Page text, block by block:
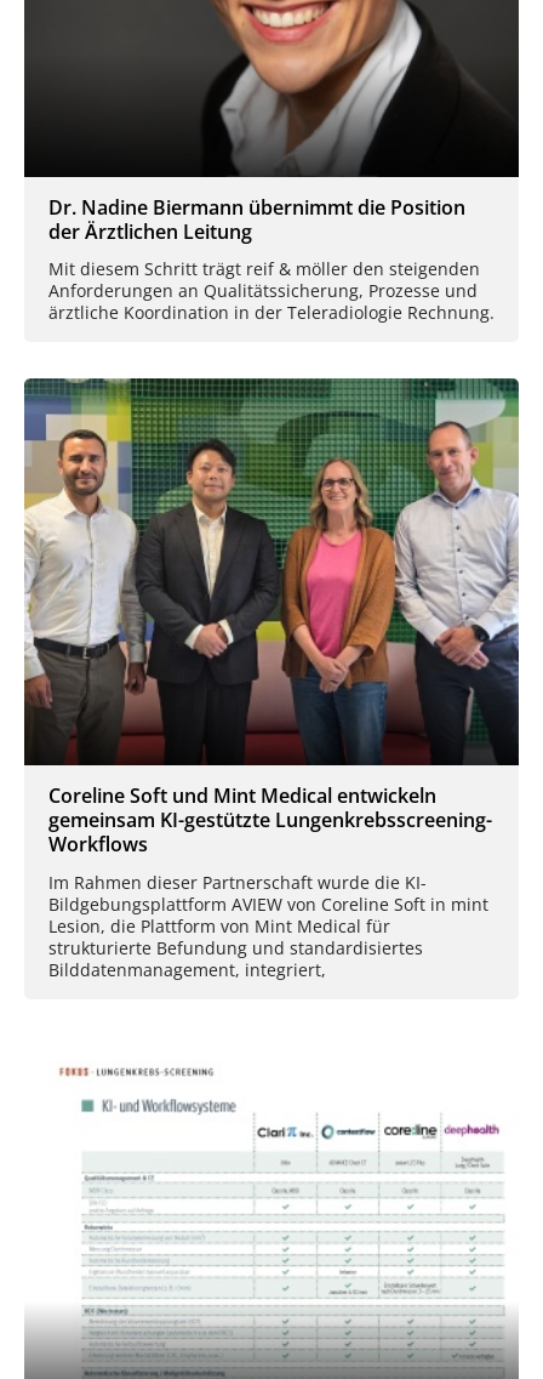
Dr. Nadine Biermann übernimmt die Position
der Ärztlichen Leitung
Mit diesem Schritt trägt reif & möller den steigenden
Anforderungen an Qualitätssicherung, Prozesse und
ärztliche Koordination in der Teleradiologie Rechnung.
Coreline Soft und Mint Medical entwickeln
gemeinsam KI-gestützte Lungenkrebsscreening-
Workflows
Im Rahmen dieser Partnerschaft wurde die KI-
Bildgebungsplattform AVIEW von Coreline Soft in mint
Lesion, die Plattform von Mint Medical für
strukturierte Befundung und standardisiertes
Bilddatenmanagement, integriert,